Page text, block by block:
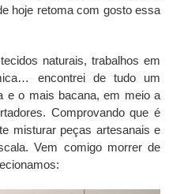
hoje retoma com gosto essa
naturais, trabalhos em
encontrei de tudo um
e o mais bacana, em meio a
Comprovando que é
misturar peças artesanais e
Vem comigo morrer de